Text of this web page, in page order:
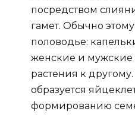
посредством
гамет. Обычно
половодье:
женские и мужские
растения к
образуется
формированию